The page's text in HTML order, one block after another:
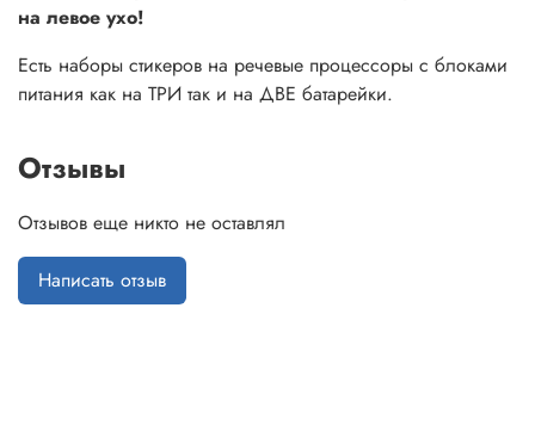
на левое ухо!
Есть наборы стикеров на речевые процессоры с блоками
питания как на ТРИ так и на ДВЕ батарейки.
Отзывы
Отзывов еще никто не оставлял
Написать отзыв